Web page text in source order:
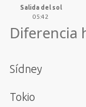
Salida del sol
05:42
Diferencia
Sídney
Tokio